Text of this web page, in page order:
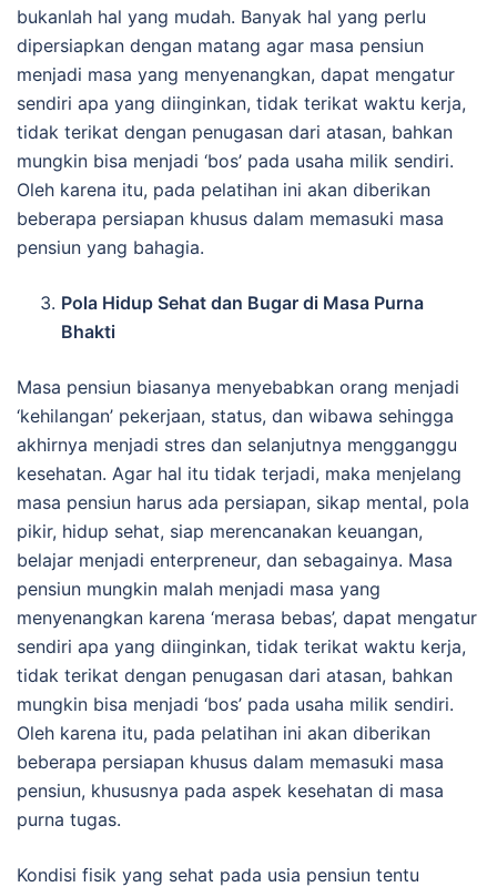
bukanlah hal yang mudah. Banyak hal yang perlu
dipersiapkan dengan matang agar masa pensiun
menjadi masa yang menyenangkan, dapat mengatur
sendiri apa yang diinginkan, tidak terikat waktu kerja,
tidak terikat dengan penugasan dari atasan, bahkan
mungkin bisa menjadi ‘bos’ pada usaha milik sendiri.
Oleh karena itu, pada pelatihan ini akan diberikan
beberapa persiapan khusus dalam memasuki masa
pensiun yang bahagia.
Pola Hidup Sehat dan Bugar di Masa Purna
Bhakti
Masa pensiun biasanya menyebabkan orang menjadi
‘kehilangan’ pekerjaan, status, dan wibawa sehingga
akhirnya menjadi stres dan selanjutnya mengganggu
kesehatan. Agar hal itu tidak terjadi, maka menjelang
masa pensiun harus ada persiapan, sikap mental, pola
pikir, hidup sehat, siap merencanakan keuangan,
belajar menjadi enterpreneur, dan sebagainya. Masa
pensiun mungkin malah menjadi masa yang
menyenangkan karena ‘merasa bebas’, dapat mengatur
sendiri apa yang diinginkan, tidak terikat waktu kerja,
tidak terikat dengan penugasan dari atasan, bahkan
mungkin bisa menjadi ‘bos’ pada usaha milik sendiri.
Oleh karena itu, pada pelatihan ini akan diberikan
beberapa persiapan khusus dalam memasuki masa
pensiun, khususnya pada aspek kesehatan di masa
purna tugas.
Kondisi fisik yang sehat pada usia pensiun tentu